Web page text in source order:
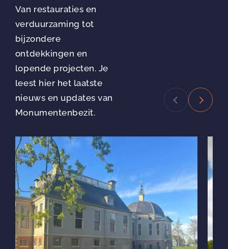
Van restauraties en
verduurzaming tot
bijzondere
ontdekkingen en
lopende projecten. Je
leest hier het laatste
nieuws en updates van
Monumentenbezit.